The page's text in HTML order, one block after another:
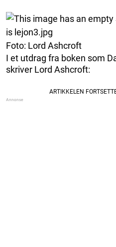
Foto: Lord Ashcroft
I et utdrag fra boken som
skriver Lord Ashcroft: